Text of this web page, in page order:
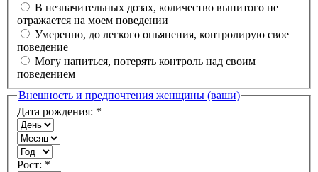
В незначительных дозах, количество выпитого не
отражается на моем поведении
Умеренно, до легкого опьянения, контролирую свое
поведение
Могу напиться, потерять контроль над своим
поведением
Внешность и предпочтения женщины (ваши)
Дата рождения: *
Рост: *